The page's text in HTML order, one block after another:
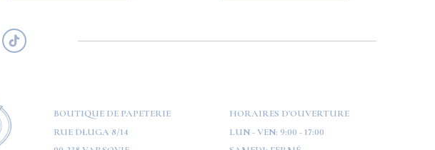
BOUTIQUE DE PAPETERIE
RUE DŁUGA 8/14
HORAIRES D'OUVERTURE
LUN - VEN: 9:00 - 17:00